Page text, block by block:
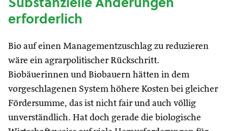
erforderlich
Bio auf einen Managementzuschlag zu reduzieren
wäre ein agrarpolitischer Rückschritt.
Biobäuerinnen und Biobauern hätten in dem
vorgeschlagenen System höhere Kosten bei gleicher
Fördersumme, das ist nicht fair und auch völlig
unverständlich. Hat doch gerade die biologische